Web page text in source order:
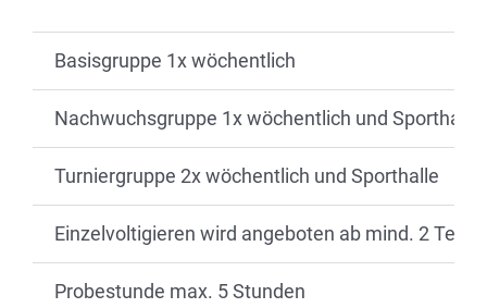
Basisgruppe 1x wöchentlich
Nachwuchsgruppe 1x wöchentlich und Sporthalle
Turniergruppe 2x wöchentlich und Sporthalle
Einzelvoltigieren wird angeboten ab mind. 2
Probestunde max. 5 Stunden